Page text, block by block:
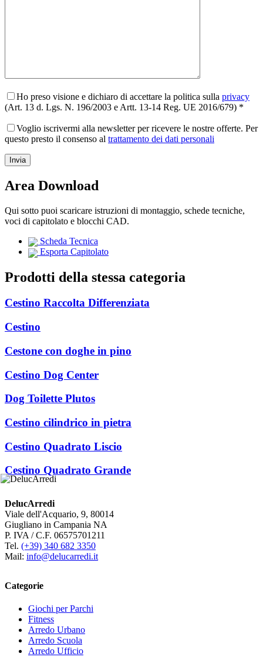
Ho preso visione e dichiaro di accettare la politica sulla privacy
(Art. 13 d. Lgs. N. 196/2003 e Artt. 13-14 Reg. UE 2016/679) *
Voglio iscrivermi alla newsletter per ricevere le nostre offerte. Per
questo presto il consenso al trattamento dei dati personali
Area Download
Qui sotto puoi scaricare istruzioni di montaggio, schede tecniche,
voci di capitolato e blocchi CAD.
Scheda Tecnica
Esporta Capitolato
Prodotti della stessa categoria
Cestino Raccolta Differenziata
Cestino
Cestone con doghe in pino
Cestino Dog Center
Dog Toilette Plutos
Cestino cilindrico in pietra
Cestino Quadrato Liscio
Cestino Quadrato Grande
DelucArredi
Viale dell'Acquario, 9, 80014
Giugliano in Campania NA
P. IVA / C.F. 06575701211
Tel. (+39) 340 682 3350
Mail: info@delucarredi.it
Categorie
Giochi per Parchi
Fitness
Arredo Urbano
Arredo Scuola
Arredo Ufficio